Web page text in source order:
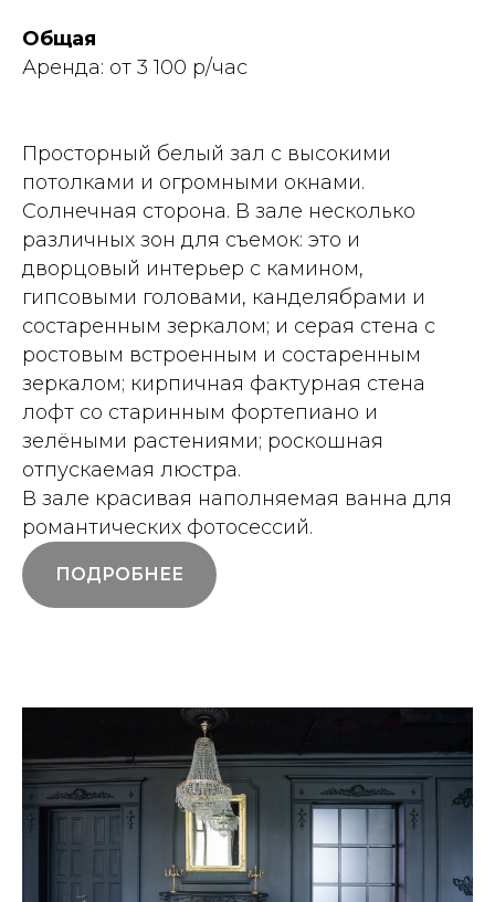
Общая
Аренда: от 3 100 р/час
Просторный белый зал с высокими
потолками и огромными окнами.
Солнечная сторона. В зале несколько
различных зон для съемок: это и
дворцовый интерьер с камином,
гипсовыми головами, канделябрами и
состаренным зеркалом; и серая стена с
ростовым встроенным и состаренным
зеркалом; кирпичная фактурная стена
лофт со старинным фортепиано и
зелёными растениями; роскошная
отпускаемая люстра.
В зале красивая наполняемая ванна для
романтических фотосессий.
ПОДРОБНЕЕ